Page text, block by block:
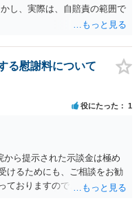
し、実際は、自賠責の範囲で
る慰謝料について
役にたった 1
ら提示された示談金は極め
けるためにも、ご相談をお勧
ておりますので、お問い合わ